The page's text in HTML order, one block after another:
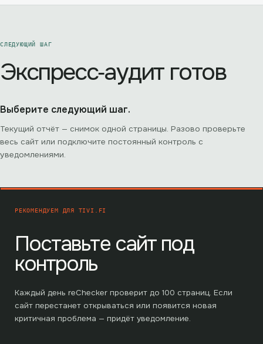
СЛЕДУЮЩИЙ ШАГ
Экспресс‑аудит готов
Выберите следующий шаг.
Текущий отчёт — снимок одной страницы. Разово проверьте
весь сайт или подключите постоянный контроль с
уведомлениями.
РЕКОМЕНДУЕМ ДЛЯ TIVI.FI
Поставьте сайт под
контроль
Каждый день reChecker проверит до 100 страниц. Если
сайт перестанет открываться или появится новая
критичная проблема — придёт уведомление.